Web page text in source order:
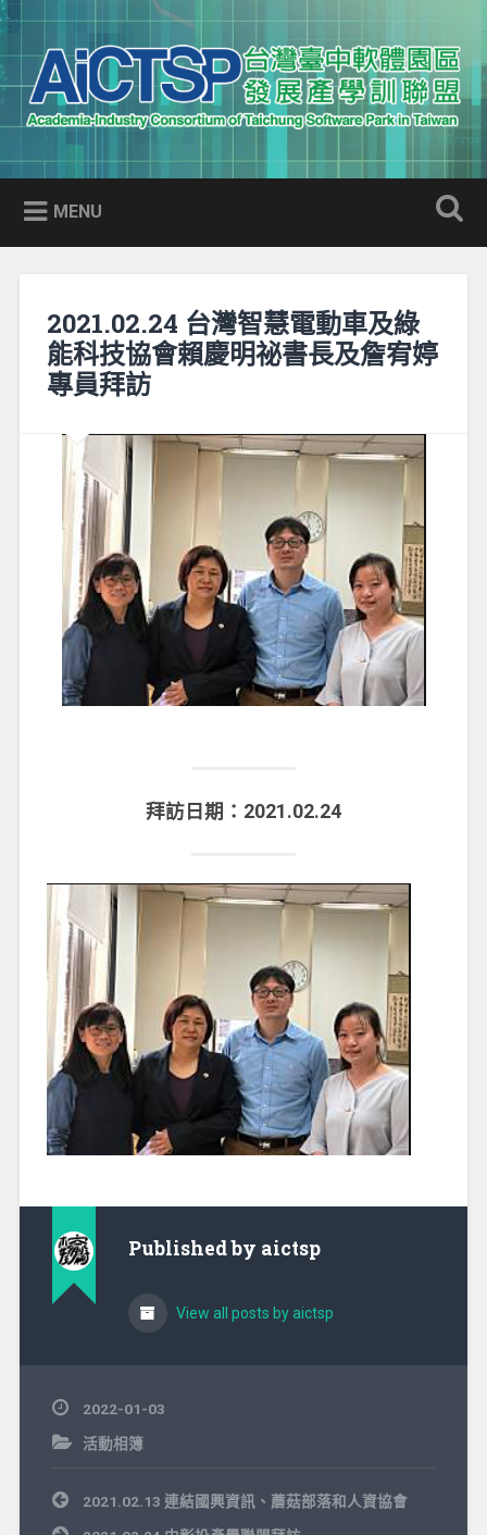
Skip
to
content
Search
AICTSP 台灣臺中軟體園區發展
產學訓聯盟
Academia-Industry Consortium of Taichung Software Park
in Taiwan
MENU
2021.02.24 台灣智慧電動車及綠
能科技協會賴慶明祕書長及詹宥婷
專員拜訪
拜訪日期：2021.02.24
Published by aictsp
View all posts by aictsp
2022-01-03
活動相簿
文
章
2021.02.13 連結國興資訊、蘑菇部落和人資協會